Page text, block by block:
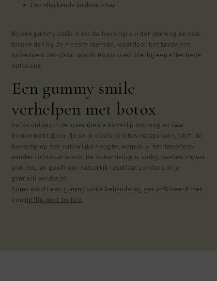
Een afwijkende kaakstructuur.
Bij een gummy smile trekt de bovenlip verder omhoog en naar
binnen dan bij de meeste mensen, waardoor het tandvlees
onbedoeld zichtbaar wordt. Botox biedt hierbij een effectieve
oplossing.
Een gummy smile
verhelpen met botox
Botox ontspant de spier die de bovenlip omhoog en naar
binnen trekt. Door de spier deels te laten ontspannen, blijft de
bovenlip op een natuurlijke hoogte, waardoor het tandvlees
minder zichtbaar wordt. De behandeling is veilig, snel en vrijwel
pijnloos, en geeft een natuurlijk resultaat zonder dat je
glimlach verdwijnt.
Soms wordt een gummy smile behandeling gecombineerd met
een lipflip met botox.